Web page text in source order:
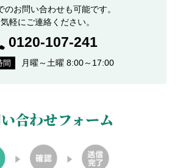
のお問い合わせも可能です。
軽にご連絡ください。
0120-107-241
間 月曜～土曜 8:00～17:00
合わせフォーム